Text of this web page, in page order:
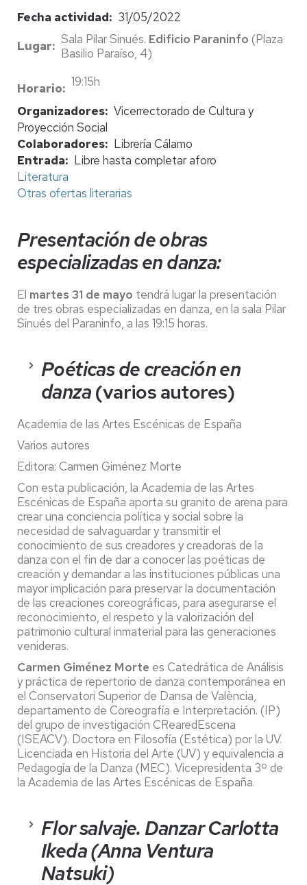
Fecha actividad
31/05/2022
Lugar
Sala Pilar Sinués. Edificio Paraninfo (Plaza
Basilio Paraíso, 4)
Horario
19:15h
Organizadores Vicerrectorado de Cultura y
Proyección Social
Colaboradores
Librería Cálamo
Entrada
Libre hasta completar aforo
Literatura
Otras ofertas literarias
Presentación de obras
especializadas en danza:
El martes 31 de mayo tendrá lugar la presentación
de tres obras especializadas en danza, en la sala Pilar
Sinués del Paraninfo, a las 19:15 horas.
Poéticas de creación en
danza(varios autores)
Academia de las Artes Escénicas de España
Varios autores
Editora: Carmen Giménez Morte
Con esta publicación, la Academia de las Artes
Escénicas de España aporta su granito de arena para
crear una conciencia política y social sobre la
necesidad de salvaguardar y transmitir el
conocimiento de sus creadores y creadoras de la
danza con el fin de dar a conocer las poéticas de
creación y demandar a las instituciones públicas una
mayor implicación para preservar la documentación
de las creaciones coreográficas, para asegurarse el
reconocimiento, el respeto y la valorización del
patrimonio cultural inmaterial para las generaciones
venideras.
Carmen Giménez Morte es Catedrática de Análisis
y práctica de repertorio de danza contemporánea en
el Conservatori Superior de Dansa de València,
departamento de Coreografía e Interpretación. (IP)
del grupo de investigación CRearedEscena
(ISEACV). Doctora en Filosofía (Estética) por la UV.
Licenciada en Historia del Arte (UV) y equivalencia a
Pedagogía de la Danza (MEC). Vicepresidenta 3º de
la Academia de las Artes Escénicas de España.
Flor salvaje. Danzar Carlotta
Ikeda (Anna Ventura
Natsuki)